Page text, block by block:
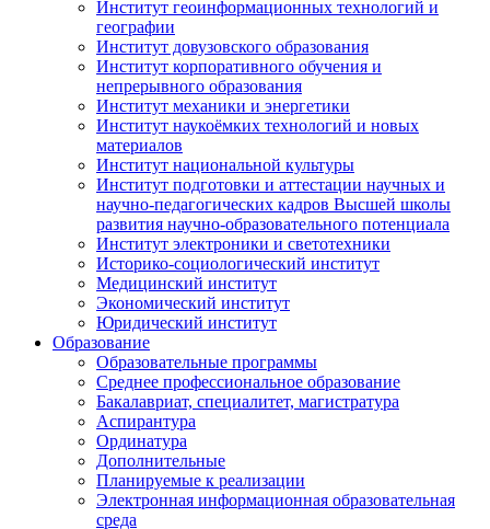
Институт геоинформационных технологий и
географии
Институт довузовского образования
Институт корпоративного обучения и
непрерывного образования
Институт механики и энергетики
Институт наукоёмких технологий и новых
материалов
Институт национальной культуры
Институт подготовки и аттестации научных и
научно-педагогических кадров Высшей школы
развития научно-образовательного потенциала
Институт электроники и светотехники
Историко-социологический институт
Медицинский институт
Экономический институт
Юридический институт
Образование
Образовательные программы
Среднее профессиональное образование
Бакалавриат, специалитет, магистратура
Аспирантура
Ординатура
Дополнительные
Планируемые к реализации
Электронная информационная образовательная
среда